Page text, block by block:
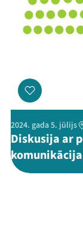
2024. gada 5. jūlijs
Diskusija ar